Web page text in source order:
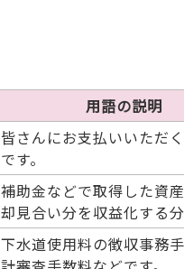
用語の説明
皆さんにお支払いいただ
です。
補助金などで取得した資
却見合い分を収益化する分
下水道使用料の徴収事務